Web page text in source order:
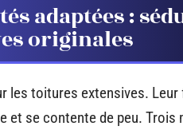
adaptées :
originales
les toitures extensives. Leur
se contente de peu. Trois